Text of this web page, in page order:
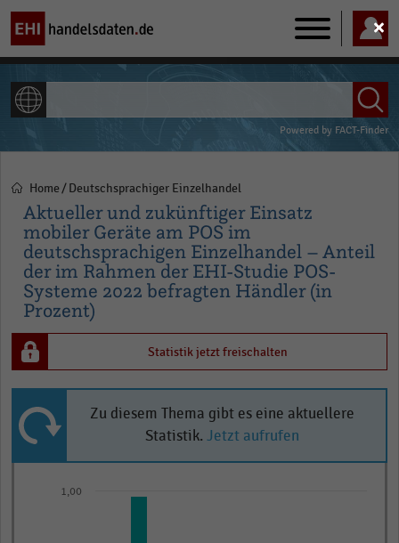
Main
navigation
Powered by FACT-Finder
Pfadnavigation
Home Deutschsprachiger Einzelhandel
Aktueller und zukünftiger Einsatz
mobiler Geräte am POS im
deutschsprachigen Einzelhandel – Anteil
der im Rahmen der EHI-Studie POS-
Systeme 2022 befragten Händler (in
Prozent)
Statistik jetzt freischalten
Zu diesem Thema gibt es eine aktuellere
Statistik. Jetzt aufrufen
1,00